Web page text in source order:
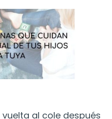
al cole después